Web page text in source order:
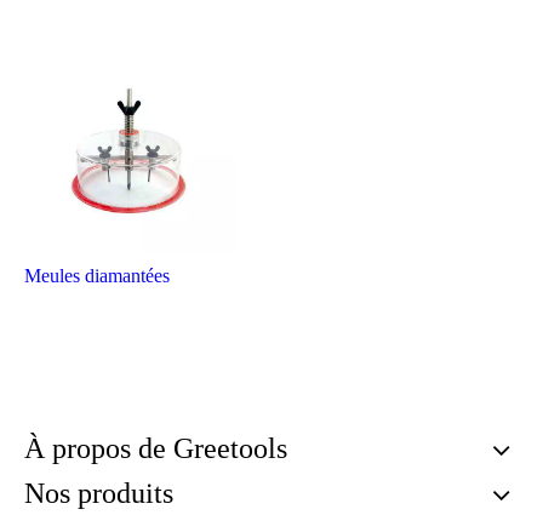
Meules diamantées
À propos de Greetools
Nos produits